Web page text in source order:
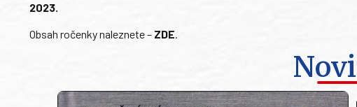
2023.
Obsah ročenky naleznete – ZDE.